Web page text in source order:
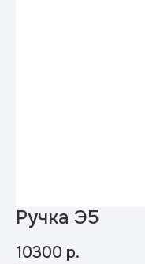
Ручка Э5
10300 р.